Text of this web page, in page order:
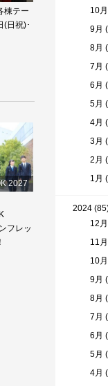
棟テー
(日祝)･
2027
フレッ
10
9月
8月
7月
6月
5月
4月
3月
2月
1月
2024
12
11
10
9月
8月
7月
6月
5月
4月